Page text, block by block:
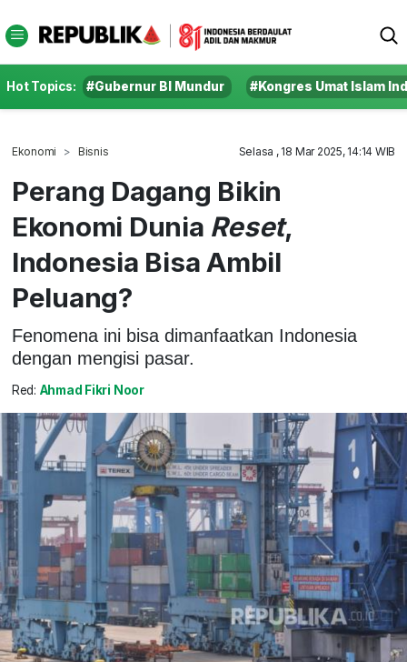
Hot Topics: #Gubernur BI Mundur #Kongres Umat Islam
Ekonomi Bisnis Selasa , 18 Mar 2025, 14:14 WIB
Perang Dagang Bikin
Ekonomi Dunia Reset,
Indonesia Bisa Ambil
Peluang?
Fenomena ini bisa dimanfaatkan Indonesia
dengan mengisi pasar.
Red: Ahmad Fikri Noor